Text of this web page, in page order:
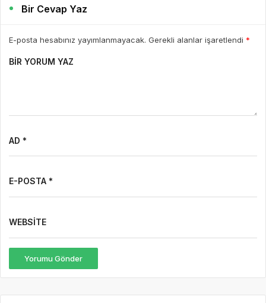
Bir Cevap Yaz
E-posta hesabınız yayımlanmayacak. Gerekli alanlar işaretlendi *
BIR YORUM YAZ
AD *
E-POSTA *
WEBSITE
Yorumu Gönder